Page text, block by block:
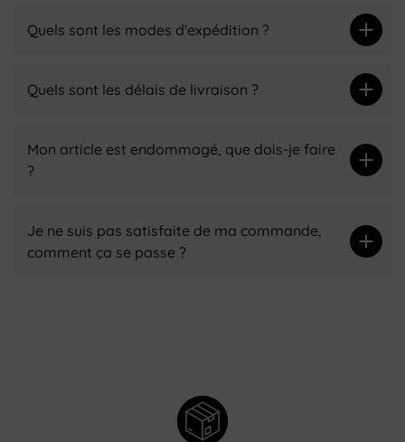
Quels sont les modes d'expédition ?
Quels sont les délais de livraison ?
Mon article est endommagé, que dois-je faire
?
Je ne suis pas satisfaite de ma commande,
comment ça se passe ?